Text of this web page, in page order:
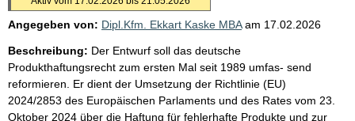
Angegeben von: Dipl.Kfm. Ekkart Kaske MBA am 17.02.2026
Beschreibung: Der Entwurf soll das deutsche
Produkthaftungsrecht zum ersten Mal seit 1989 umfas- send
reformieren. Er dient der Umsetzung der Richtlinie (EU)
2024/2853 des Europäischen Parlaments und des Rates vom 23.
Oktober 2024 über die Haftung für fehlerhafte Produkte und zur